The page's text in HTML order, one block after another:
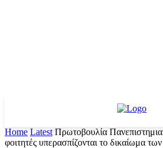
Home Latest Πρωτοβουλία
φοιτητές υπερασπίζονται το δικαίωμα